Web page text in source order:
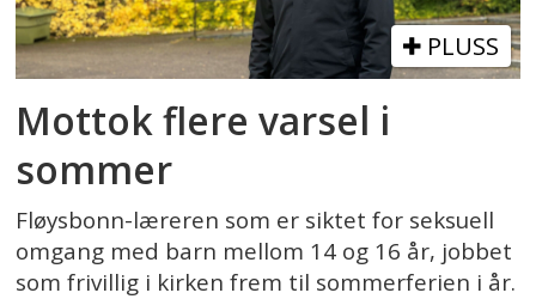
PLUSS
Mottok flere varsel i
sommer
Fløysbonn-læreren som er siktet for seksuell
omgang med barn mellom 14 og 16 år, jobbet
som frivillig i kirken frem til sommerferien i år.